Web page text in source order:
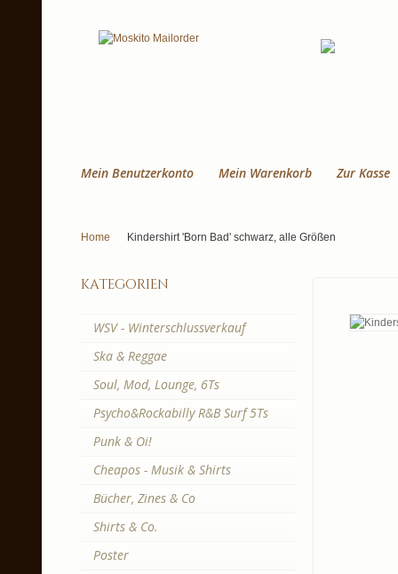
Mein Benutzerkonto Mein Warenkorb Zur Kasse
Home Kindershirt 'Born Bad' schwarz, alle Größen
kategorien
WSV - Winterschlussverkauf
Ska & Reggae
Soul, Mod, Lounge, 6Ts
Psycho&Rockabilly R&B Surf 5Ts
Punk & Oi!
Cheapos - Musik & Shirts
Bücher, Zines & Co
Shirts & Co.
Poster